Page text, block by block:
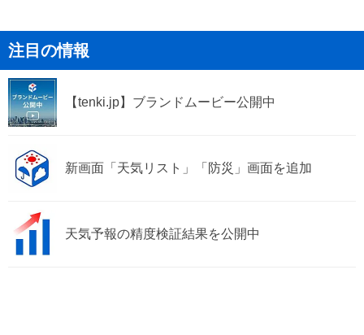
注目の情報
【tenki.jp】ブランドムービー公開中
新画面「天気リスト」「防災」画面を追加
天気予報の精度検証結果を公開中